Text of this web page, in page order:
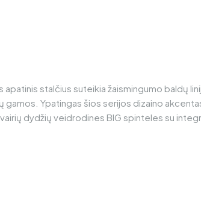
stalčius suteikia žaismingumo baldų
Ypatingas šios serijos dizaino
dydžių veidrodines BIG spinteles su